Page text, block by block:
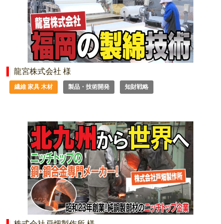
龍宮株式会社 様
繊維 家具 木材 製品・技術開発 知財戦略